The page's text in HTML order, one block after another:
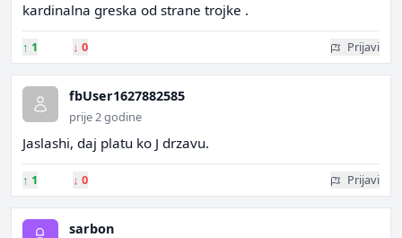
kardinalna greska od strane trojke .
↑ 1 ↓ 0 Prijavi
fbUser1627882585
prije 2 godine
Jaslashi, daj platu ko J drzavu.
↑ 1 ↓ 0 Prijavi
sarbon